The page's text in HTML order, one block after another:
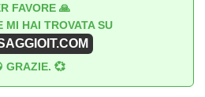
FAVORE 🙏
MI HAI TROVATA SU
GRAZIE. 💞